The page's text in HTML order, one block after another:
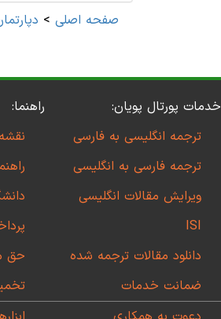
صفحه اصلی >
خدمات پورتال پویان:
ترجمه انگلیسی به فارسی
ترجمه فارسی به انگلیسی
ویرایش مقالات انگلیسی
ISI
دانلود مقالات ترجمه شده
ضمانت خدمات
راهنما:
حق